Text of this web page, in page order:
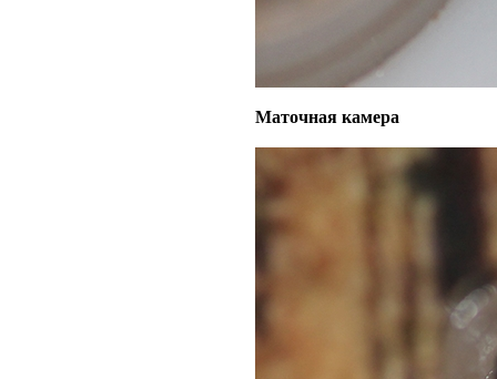
Маточная камера